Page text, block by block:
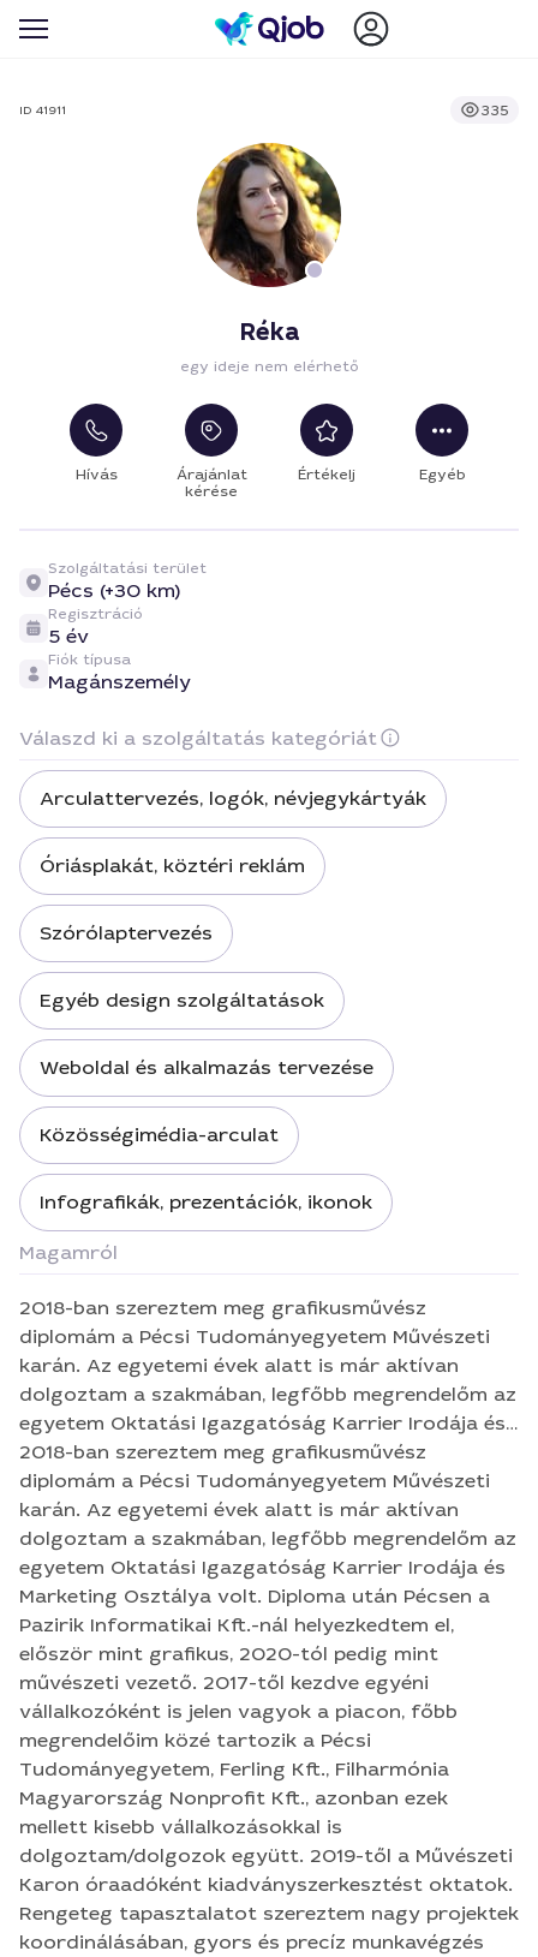
ID 41911 335
Réka
egy ideje nem elérhető
Hívás
Árajánlat
kérése
Értékelj Egyéb
Szolgáltatási terület
Pécs (+30 km)
Regisztráció
5 év
Fiók típusa
Magánszemély
Válaszd ki a szolgáltatás kategóriát
Arculattervezés, logók, névjegykártyák
Óriásplakát, köztéri reklám
Szórólaptervezés
Egyéb design szolgáltatások
Weboldal és alkalmazás tervezése
Közösségimédia-arculat
Infografikák, prezentációk, ikonok
Magamról
2018-ban szereztem meg grafikusművész
diplomám a Pécsi Tudományegyetem Művészeti
karán. Az egyetemi évek alatt is már aktívan
dolgoztam a szakmában, legfőbb megrendelőm az
egyetem Oktatási Igazgatóság Karrier Irodája és
Marketing Osztálya volt. Diploma után Pécsen a
Pazirik Informatikai Kft.-nál helyezkedtem el,
először mint grafikus, 2020-tól pedig mint
művészeti vezető. 2017-től kezdve egyéni
vállalkozóként is jelen vagyok a piacon, főbb
megrendelőim közé tartozik a Pécsi
Tudományegyetem, Ferling Kft., Filharmónia
Magyarország Nonprofit Kft., azonban ezek
mellett kisebb vállalkozásokkal is
dolgoztam/dolgozok együtt. 2019-től a Művészeti
Karon óraadóként kiadványszerkesztést oktatok.
Rengeteg tapasztalatot szereztem nagy projektek
koordinálásában, gyors és precíz munkavégzés
jellemez, terhelhetőségem magas, a határidőket
szigorúan tartom. Megrendelői visszajelzések
alapján jó problémamegoldó és kommunikációs
készséggel rendelkezem. Közel 8 év alatt a grafika
több területén is volt szerencsém tapasztalatot
2018-ban szereztem meg grafikusművész
diplomám a Pécsi Tudományegyetem Művészeti
karán. Az egyetemi évek alatt is már aktívan
dolgoztam a szakmában, legfőbb megrendelőm az
egyetem Oktatási Igazgatóság Karrier Irodája és
Marketing Osztálya volt. Diploma után Pécsen a
Pazirik Informatikai Kft.-nál helyezkedtem el,
először mint grafikus, 2020-tól pedig mint
művészeti vezető. 2017-től kezdve egyéni
vállalkozóként is jelen vagyok a piacon, főbb
megrendelőim közé tartozik a Pécsi
Tudományegyetem, Ferling Kft., Filharmónia
Magyarország Nonprofit Kft., azonban ezek
mellett kisebb vállalkozásokkal is
dolgoztam/dolgozok együtt. 2019-től a Művészeti
Karon óraadóként kiadványszerkesztést oktatok.
Rengeteg tapasztalatot szereztem nagy projektek
koordinálásában, gyors és precíz munkavégzés